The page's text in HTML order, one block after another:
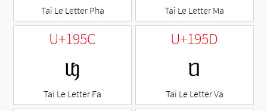
Tai Le Letter Pha Tai Le Letter Ma
U+195C
ᥜ
Tai Le Letter Fa
U+195D
ᥝ
Tai Le Letter Va